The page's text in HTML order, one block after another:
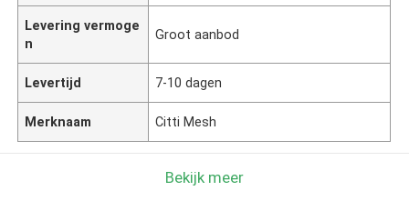
Levering vermoge
n
Groot aanbod
Levertijd 7-10 dagen
Merknaam Citti Mesh
Bekijk meer